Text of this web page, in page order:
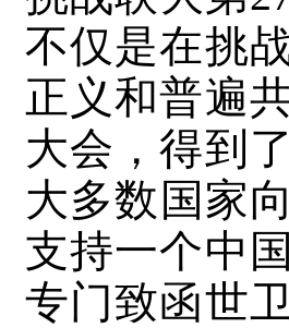
不仅是在挑
正义和普遍
大会，得到
大多数国家
支持一个中
专门致函世